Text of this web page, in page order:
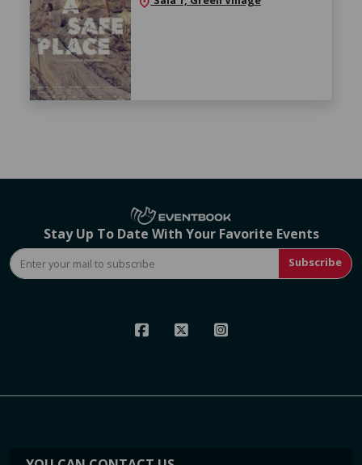
Stay Up To Date With Your Favorite Events
Subscribe